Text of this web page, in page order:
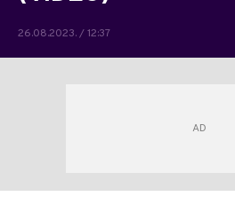
26.08.2023. / 12:37